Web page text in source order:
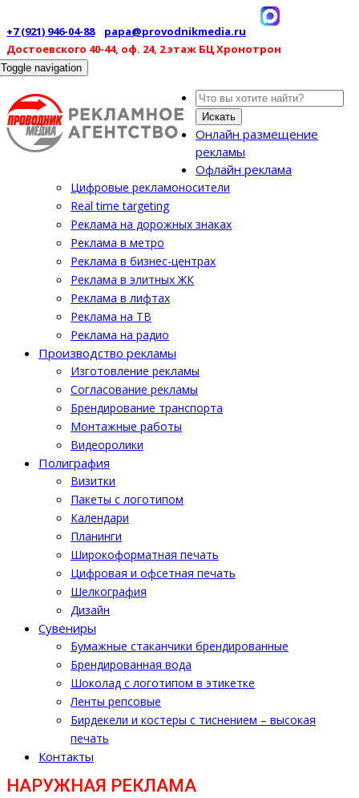
+7 (921) 946-04-88
papa@provodnikmedia.ru
Достоевского 40-44, оф. 24, 2 этаж БЦ Хронотрон
Toggle navigation
Искать
Онлайн размещение
рекламы
Офлайн реклама
Цифровые рекламоносители
Real time targeting
Реклама на дорожных знаках
Реклама в метро
Реклама в бизнес-центрах
Реклама в элитных ЖК
Реклама в лифтах
Реклама на ТВ
Реклама на радио
Производство рекламы
Изготовление рекламы
Cогласование рекламы
Брендирование транспорта
Монтажные работы
Видеоролики
Полиграфия
Визитки
Пакеты с логотипом
Календари
Планинги
Широкоформатная печать
Цифровая и офсетная печать
Шелкография
Дизайн
Cувениры
Бумажные стаканчики брендированные
Брендированная вода
Шоколад с логотипом в этикетке
Ленты репсовые
Бирдекели и костеры с тиснением – высокая
печать
Контакты
НАРУЖНАЯ РЕКЛАМА